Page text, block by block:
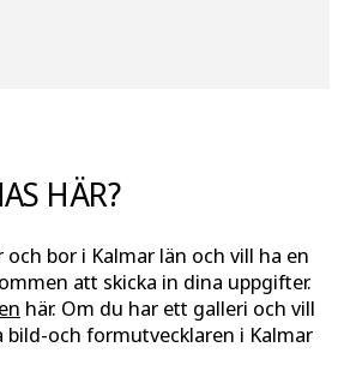
HÄR?
bor i Kalmar län och vill ha en
att skicka in dina uppgifter.
här. Om du har ett galleri och vill
bild-och formutvecklaren i Kalmar